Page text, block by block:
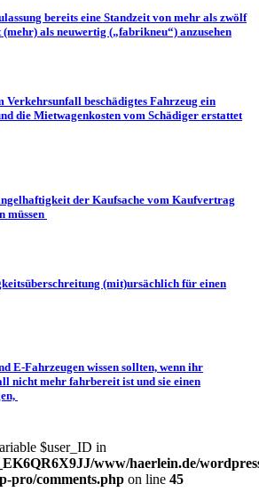
bereits eine Standzeit von mehr als zwölf
als neuwertig („fabrikneu“) anzusehen
Verkehrsunfall beschädigtes Fahrzeug ein
die Mietwagenkosten vom Schädiger erstattet
der Kaufsache vom Kaufvertrag
müssen
(mit)ursächlich für einen
E-Fahrzeugen wissen sollten, wenn ihr
nicht mehr fahrbereit ist und sie einen
$user_ID in
www/haerlein.de/
pro/comments.php on line 45